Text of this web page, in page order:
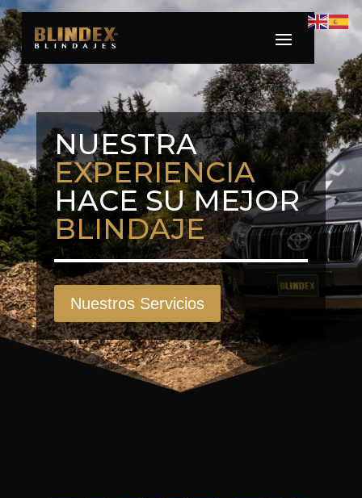
NUESTRA
EXPERIENCIA
HACE SU MEJOR
BLINDAJE
Nuestros Servicios